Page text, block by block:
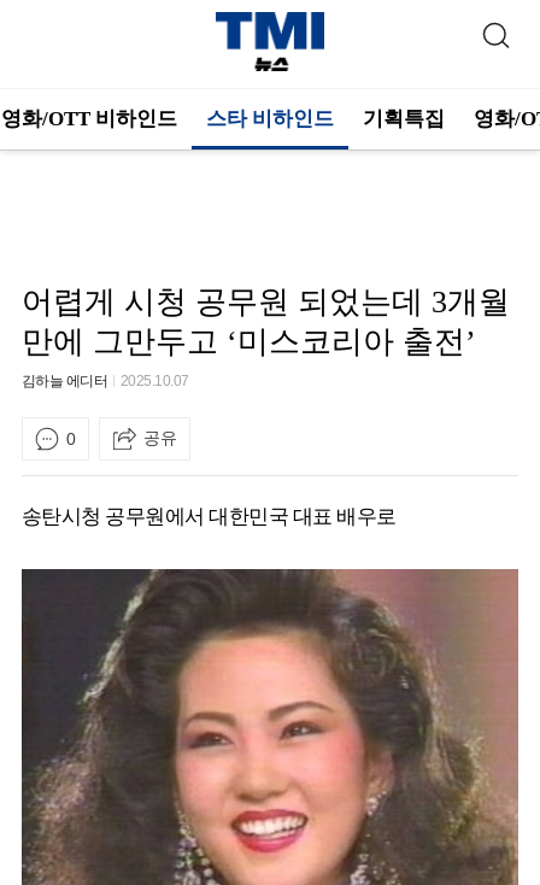
영화/OTT 비하인드 스타 비하인드 기획특집 영화/
어렵게 시청 공무원 되었는데 3개월
만에 그만두고 ‘미스코리아 출전’
김하늘 에디터 2025.10.07
0 공유
송탄시청 공무원에서 대한민국 대표 배우로